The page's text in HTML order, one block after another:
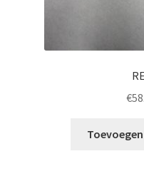
€